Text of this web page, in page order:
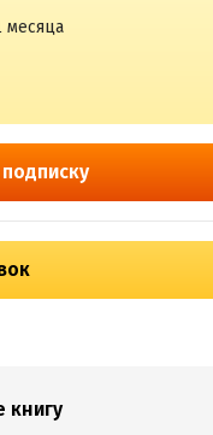
месяца
книгу